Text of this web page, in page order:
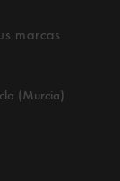
marcas
(Murcia)